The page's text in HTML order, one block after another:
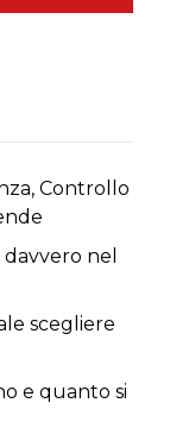
Controllo
nel
scegliere
e quanto si